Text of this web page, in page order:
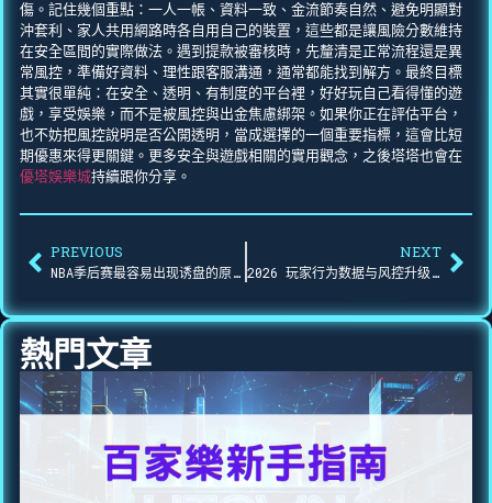
傷。記住幾個重點：一人一帳、資料一致、金流節奏自然、避免明顯對
沖套利、家人共用網路時各自用自己的裝置，這些都是讓風險分數維持
在安全區間的實際做法。遇到提款被審核時，先釐清是正常流程還是異
常風控，準備好資料、理性跟客服溝通，通常都能找到解方。最終目標
其實很單純：在安全、透明、有制度的平台裡，好好玩自己看得懂的遊
戲，享受娛樂，而不是被風控與出金焦慮綁架。如果你正在評估平台，
也不妨把風控說明是否公開透明，當成選擇的一個重要指標，這會比短
期優惠來得更關鍵。更多安全與遊戲相關的實用觀念，之後塔塔也會在
優塔娛樂城持續跟你分享。
PREVIOUS
NBA季后赛最容易出现诱盘的原因与辨识法（2026最新心法）｜优塔娱乐城塔塔实战拆解
NEXT
2026 玩家行为数据与风控升级：优塔娱乐城如何追踪轨迹、保护资金、降低误判？
熱門文章